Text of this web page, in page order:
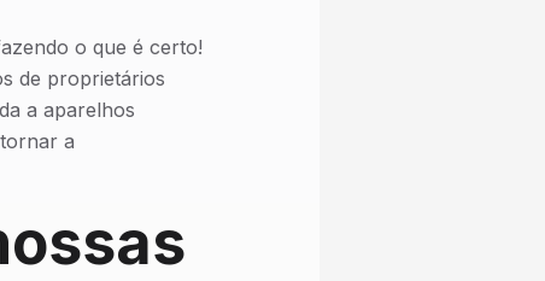
o que é certo!
de proprietários
a aparelhos
a